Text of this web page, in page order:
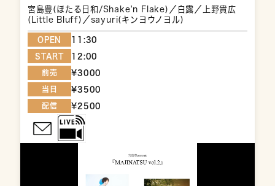
宮島豊(ほたる日和/Shake'n Flake)／白露／上野貴広
(Little Bluff)／sayuri(キンヨウノヨル)
OPEN 11:30
START 12:00
前売 ¥3000
当日 ¥3500
配信 ¥2500